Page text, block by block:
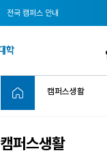
전국 캠퍼스 안내
캠퍼스생활
캠퍼스생활